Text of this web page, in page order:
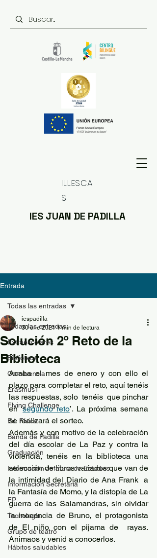
ILLESCA
S
IES JUAN DE PADILLA
Entrada
Todas las entradas
Extraescolares
Biblioteca
Convivencia
Erasmus+
Flying Challenge
Ed. Física
Banda de Padilla
Graduación
Información Jefatura de Estudios
Información Secretaría
FP
Tecnología
Grupo de teatro
Hábitos saludables
Todas las entradas
Solución 2º Reto de la
Biblioteca
iespadilla
30 ene 2021 1 min de lectura
Acaba el mes de enero y con ello el
plazo para completar el reto, aquí tenéis
las respuestas, solo  tenéis  que pinchar
en ‘segundo reto’. La próxima semana
se realizará el sorteo.
Además y con motivo de la celebración
del día escolar de La Paz y contra la
violencia, tenéis en la biblioteca una
selección de libros variados que van de
la intimidad del Diario de Ana Frank  a
la Fantasía de Momo, y la distopía de La
guerra de las Salamandras, sin olvidar
la inocencia de Bruno, el protagonista
de El niño con el pijama de  rayas.
Animaos y venid a conocerlos.